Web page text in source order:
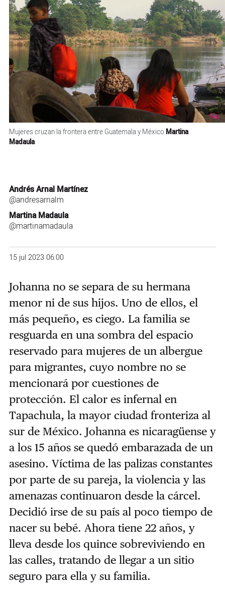
Mujeres cruzan la frontera entre Guatemala y México Martina
Madaula
Andrés Arnal Martínez
@andresarnalm
Martina Madaula
@martinamadaula
15 jul 2023 06:00
Johanna no se separa de su hermana
menor ni de sus hijos. Uno de ellos, el
más pequeño, es ciego. La familia se
resguarda en una sombra del espacio
reservado para mujeres de un albergue
para migrantes, cuyo nombre no se
mencionará por cuestiones de
protección. El calor es infernal en
Tapachula, la mayor ciudad fronteriza al
sur de México. Johanna es nicaragüense y
a los 15 años se quedó embarazada de un
asesino. Víctima de las palizas constantes
por parte de su pareja, la violencia y las
amenazas continuaron desde la cárcel.
Decidió irse de su país al poco tiempo de
nacer su bebé. Ahora tiene 22 años, y
lleva desde los quince sobreviviendo en
las calles, tratando de llegar a un sitio
seguro para ella y su familia.